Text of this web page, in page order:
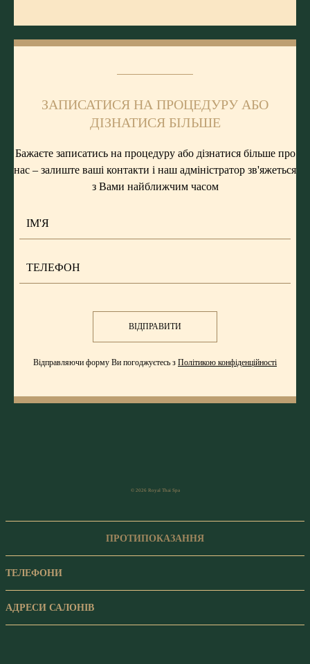
ЗАПИСАТИСЯ НА ПРОЦЕДУРУ АБО
ДІЗНАТИСЯ БІЛЬШЕ
Бажаєте записатись на процедуру або дізнатися більше про
нас – залиште ваші контакти і наш адміністратор зв'яжеться
з Вами найближчим часом
ВІДПРАВИТИ
Відправляючи форму Ви погоджуєтесь з Політикою конфіденційності
© 2026 Royal Thai Spa
ПРОТИПОКАЗАННЯ
ТЕЛЕФОНИ
АДРЕСИ САЛОНІВ